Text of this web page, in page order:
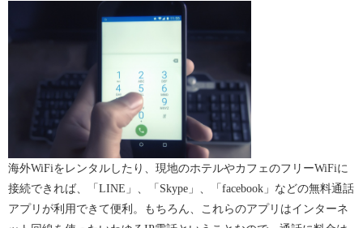
海外WiFiをレンタルしたり、現地のホテルやカフェのフリーWiFiに
接続できれば、「LINE」、「Skype」、「facebook」などの無料通話
アプリが利用できて便利。もちろん、これらのアプリはインターネ